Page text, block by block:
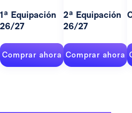
1ª Equipación
26/27
Comprar ahora
2ª Equipación
26/27
Comprar ahora